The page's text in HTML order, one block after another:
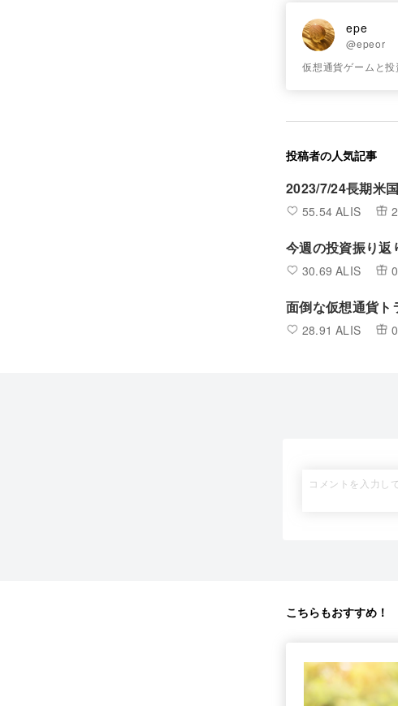
epe
@epeor
仮想通貨ゲームと
投稿者の人気記事
2023/7/24長期米
55.54 ALIS
今週の投資振り
30.69 ALIS
面倒な仮想通貨ト
28.91 ALIS
こちらもおすすめ！